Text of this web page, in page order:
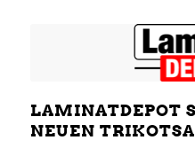
LAMINATDEPOT
NEUEN